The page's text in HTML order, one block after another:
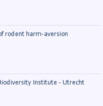
rodent harm-aversion
Institute - Utrecht